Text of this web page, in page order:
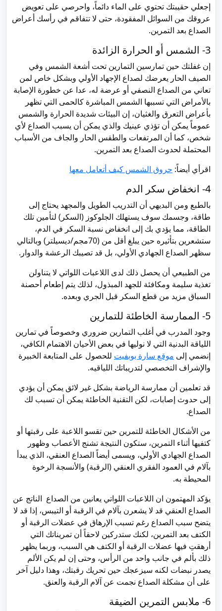
إجعلي حقيبتك تحتوي على الماء دائماً، واحرصي على تعويض
عروقك من السوائل المفقودة، حتى لا تتفاقم في رأسك أعراض
الصداع بعد التمرين.
3- الشمس أو الحرارة الزائدة
إن غفلتك حين تمارسين التمارين تحت أشعة الشمس وفي
الصيف الحار يعرضك لصداع الإجهاد الأولي وبشكل خاص لمن
تعاني من الصداع النصفي أو عرضة له، عدا عن خطورة الإصابة
بالأمراض التي تسببها الشمس المباشرة كالحمى التي تظهر
بأعراض التعرق والغثيان، إن البيئات شديدة الحرارة والشمس
عموماً يمكن أن تؤذي عينيك والذي يمكن أن يسبب الصداع لأي
شخص، كما أن المرتفعات والطقس الحار والجاف من الأسباب
المحتملة لحدوث الصداع بعد التمرين.
اقرأي أيضاً: حروق الشمس كيف أتعامل معها
4- انخفاض سكر الدم
بالطبع ومن البديهي أن التدريب الطويل والمجهد يحتاج إلى
طاقة، وجسمك سوف يستهلك الجلوكوز (السكر) لتأمين تلك
الطاقة، مما يؤدي بك إلى انخفاض نسبة السكر في الدم،
ستشعرين بتأثيره حين يبلغ أقل من (70مجم/ديسيلتر) وبالتالي
سظهر الصداع الجهادي الأولي، بل قد تصيبك الرعشة والدوار.
من الطبيعي أن يحصل ذلك لدى اللاعبات اللواتي لا يتناولن
تغذية سليمة ومكافئة للجهد المبذول، لذلك يتم إطعام أحصنة
السباق مزيد من قطع السكر قبل الجري وبعده.
5- الممارسة الخاطئة للتمارين
وجود المدرب في أغلب التمارين ضروري وخصوصاً في تمارين
اللياقة البدنية التي لا نوليها في بعض الأحيان الاهتمام الكافي،
إنضمي إلى موقع سارة بوبفيت للحصول على المتابعة الخبيرة
والإشراف التخصصي لتدريباتك اللياقيه.
قد تعلمين أن ممارسة الرياضة بشكل غير لائق يمكن أن يؤدي
إلى حدوث إصابات، لكن التقنية الخاطئة يمكن أن تسبب لك
الصداع.
من الأشكال الخاطئة للتمرين حين تقسو اللاعبة على رقبتها أو
كتفيها أثناء التمرين، ستكون النتيجة تشنج الأعصاب وظهور
الصداع الجهادي الأولي، ويسمى أيضاً الصداع العنقي، الذي يبدأ
بآلام في العمود الفقري العنقي (الرقبة) والأنسجة الرخوة
المحيطة به.
يؤكد المهتمون ان اللاعبات اللواتي يعانين من الصداع الناتج عن
الصداع العنقي قد لا يشعرن بآلام في الرقبة أو التيبس، إذا قد لا
يتضح سبب الصداع رغم تسبب الإرهاق في عضلات الرقبة أو
الكتف بعد التمرين، لكنك ستدركين لاحقاً أن تمريناتك التي
أرهقتِ فيها عضلات الرقبة أو الكتف هي السبب، وربما يظهر
ذلك بألم في جانب واحد من الرأس، وحتى إن لم يكن الألم
يصدر نبضات لكنه سيزعجك حين تحريك رقبتك، وهذا دليل آخر
على أن مشكلة الصداع نجمت عن آلام الرقبة والعنق.
6- ملابس التمرين الضيقة